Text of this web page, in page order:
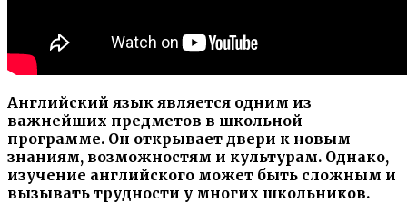
Английский язык является одним из
важнейших предметов в школьной
программе. Он открывает двери к новым
знаниям, возможностям и культурам. Однако,
изучение английского может быть сложным и
вызывать трудности у многих школьников.